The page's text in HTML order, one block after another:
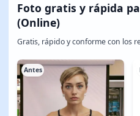
Foto gratis y rápida
(Online)
Gratis, rápido y conforme con los
Antes